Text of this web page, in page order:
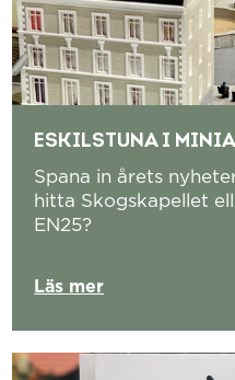
ESKILSTUNA I
Spana in årets
hitta Skogskapellet
EN25?
Läs mer